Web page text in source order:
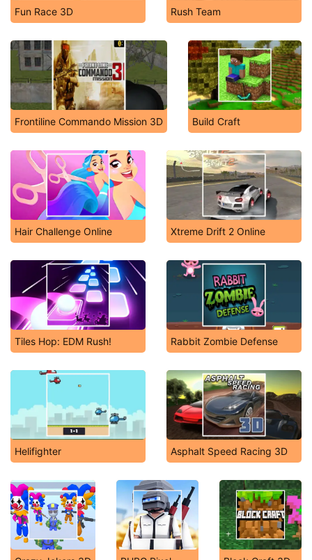
Fun Race 3D Rush Team
Frontiline Commando Mission 3D Build Craft
Hair Challenge Online Xtreme Drift 2 Online
Tiles Hop: EDM Rush! Rabbit Zombie Defense
Helifighter Asphalt Speed Racing 3D